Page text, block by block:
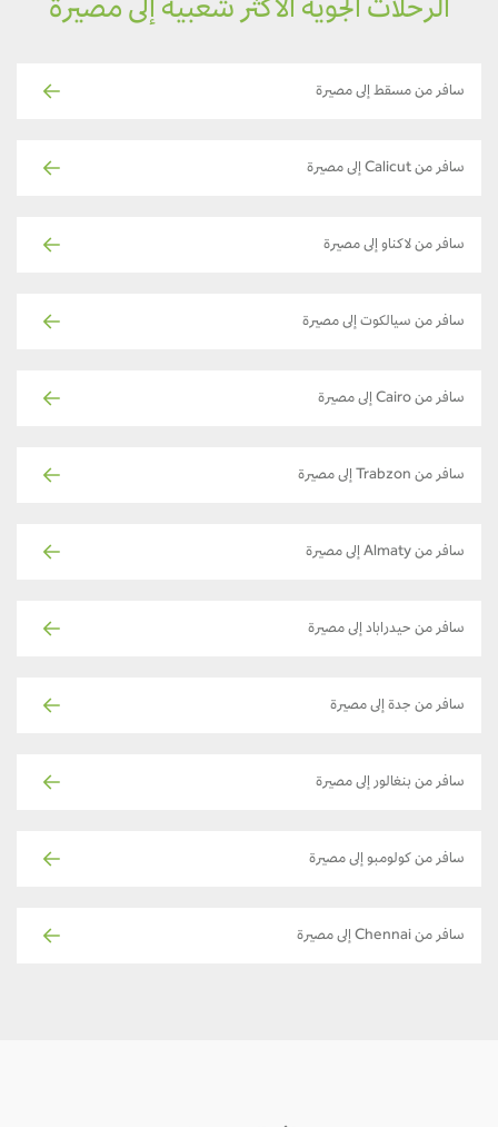
الرحلات الجوية الأكثر شعبية إلى مصيرة
سافر من مسقط إلى مصيرة
سافر من Calicut إلى مصيرة
سافر من لاكناو إلى مصيرة
سافر من سيالكوت إلى مصيرة
سافر من Cairo إلى مصيرة
سافر من Trabzon إلى مصيرة
سافر من Almaty إلى مصيرة
سافر من حيدراباد إلى مصيرة
سافر من جدة إلى مصيرة
سافر من بنغالور إلى مصيرة
سافر من كولومبو إلى مصيرة
سافر من Chennai إلى مصيرة